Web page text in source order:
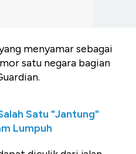
menyamar sebagai
satu negara bagian
Satu "Jantung"
Lumpuh